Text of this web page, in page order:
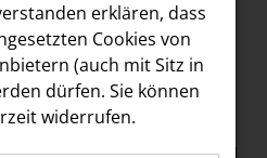
und
erklären, dass
Cookies von
(auch mit Sitz in
dürfen. Sie können
widerrufen.